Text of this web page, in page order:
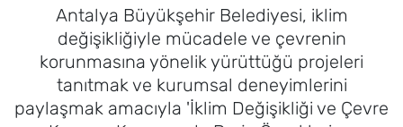
Antalya Büyükşehir Belediyesi, iklim
değişikliğiyle mücadele ve çevrenin
korunmasına yönelik yürüttüğü projeleri
tanıtmak ve kurumsal deneyimlerini
paylaşmak amacıyla 'İklim Değişikliği ve Çevre